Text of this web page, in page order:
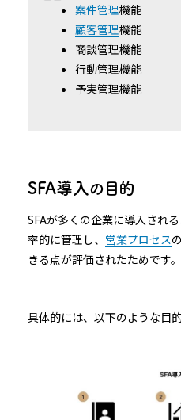
案件管理機能
顧客管理機能
商談管理機能
行動管理機能
予実管理機能
SFA導入の目的
SFAが多くの企業に導入され
率的に管理し、 営業プロセス
きる点が評価されたためです。
具体的には、以下のような目